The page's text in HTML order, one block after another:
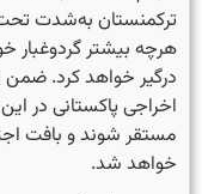
ترکمنستان به‌شدت
هرچه بیشتر گردوغبار
درگیر خواهد کرد. ضمن
اخراجی پاکستانی در
مستقر شوند و بافت
خواهد شد.